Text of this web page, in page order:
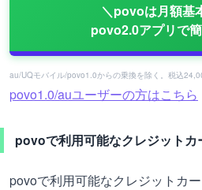
＼povoは月額基
povo2.0アプリで
au/UQモバイル/povo1.0からの乗換を除く。税込
povo1.0/auユーザーの方はこちら
povoで利用可能なクレジットカ
povoで利用可能なクレジットカー